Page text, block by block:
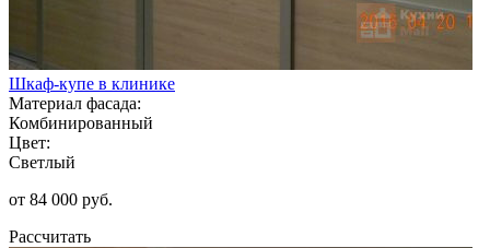
Шкаф-купе в клинике
Материал фасада:
Комбинированный
Цвет:
Светлый
от 84 000 руб.
Рассчитать